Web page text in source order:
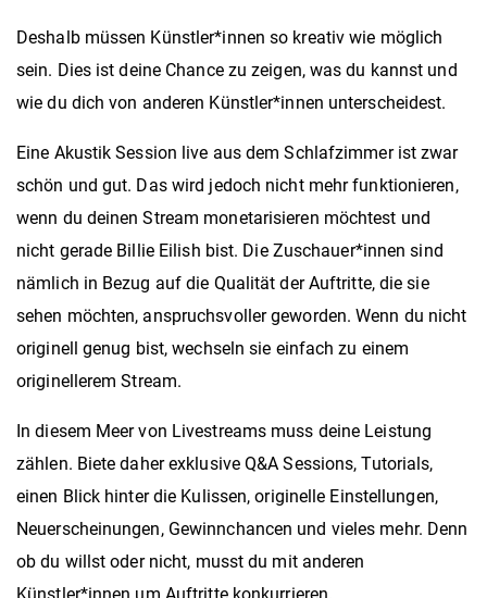
Deshalb müssen Künstler*innen so kreativ wie möglich
sein. Dies ist deine Chance zu zeigen, was du kannst und
wie du dich von anderen Künstler*innen unterscheidest.
Eine Akustik Session live aus dem Schlafzimmer ist zwar
schön und gut. Das wird jedoch nicht mehr funktionieren,
wenn du deinen Stream monetarisieren möchtest und
nicht gerade Billie Eilish bist. Die Zuschauer*innen sind
nämlich in Bezug auf die Qualität der Auftritte, die sie
sehen möchten, anspruchsvoller geworden. Wenn du nicht
originell genug bist, wechseln sie einfach zu einem
originellerem Stream.
In diesem Meer von Livestreams muss deine Leistung
zählen. Biete daher exklusive Q&A Sessions, Tutorials,
einen Blick hinter die Kulissen, originelle Einstellungen,
Neuerscheinungen, Gewinnchancen und vieles mehr. Denn
ob du willst oder nicht, musst du mit anderen